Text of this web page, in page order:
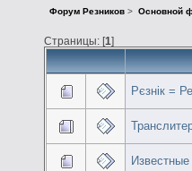
Форум Резников > Основной
Страницы: [1]
Рєзнік =